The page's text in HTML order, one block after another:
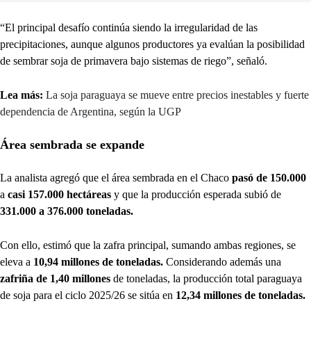
“El principal desafío continúa siendo la irregularidad de las
precipitaciones, aunque algunos productores ya evalúan la posibilidad
de sembrar soja de primavera bajo sistemas de riego”, señaló.
Lea más: La soja paraguaya se mueve entre precios inestables y fuerte
dependencia de Argentina, según la UGP
Área sembrada se expande
La analista agregó que el área sembrada en el Chaco pasó de 150.000
a casi 157.000 hectáreas y que la producción esperada subió de
331.000 a 376.000 toneladas.
Con ello, estimó que la zafra principal, sumando ambas regiones, se
eleva a 10,94 millones de toneladas. Considerando además una
zafriña de 1,40 millones de toneladas, la producción total paraguaya
de soja para el ciclo 2025/26 se sitúa en 12,34 millones de toneladas.